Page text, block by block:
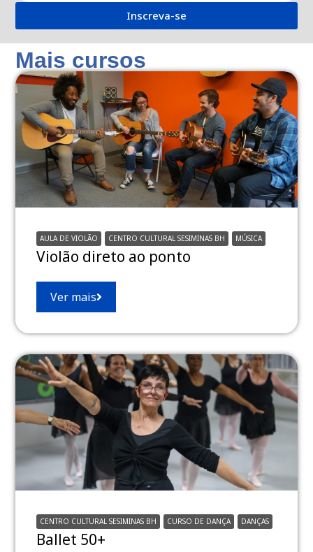
Inscreva-se
Mais cursos
AULA DE VIOLÃO CENTRO CULTURAL SESIMINAS BH MÚSICA
Violão direto ao ponto
Ver mais
CENTRO CULTURAL SESIMINAS BH CURSO DE DANÇA DANÇAS
Ballet 50+